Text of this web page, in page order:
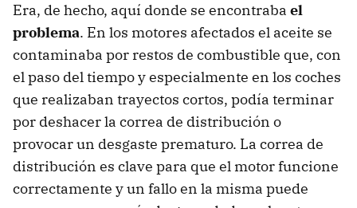
Era, de hecho, aquí donde se encontraba el
problema. En los motores afectados el aceite se
contaminaba por restos de combustible que, con
el paso del tiempo y especialmente en los coches
que realizaban trayectos cortos, podía terminar
por deshacer la correa de distribución o
provocar un desgaste prematuro. La correa de
distribución es clave para que el motor funcione
correctamente y un fallo en la misma puede